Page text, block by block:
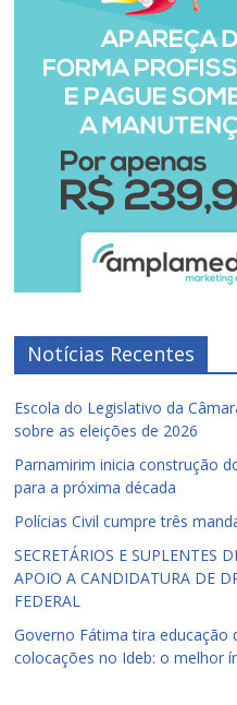
Notícias Recentes
Escola do Legislativo da
sobre as eleições de 2026
Parnamirim inicia construção
para a próxima década
Polícias Civil cumpre três
SECRETÁRIOS E SUPLENTES
APOIO A CANDIDATURA DE
FEDERAL
Governo Fátima tira educação
colocações no Ideb: o melhor